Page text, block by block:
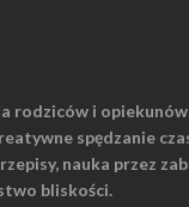
rodziców i opiekunów
spędzanie
nauka przez
bliskości.